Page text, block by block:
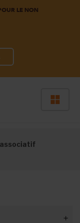
LE NON